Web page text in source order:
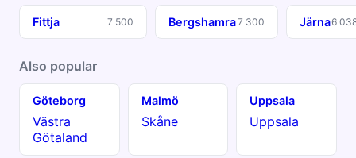
Fittja 7 500 Bergshamra7 300 Järna6
Also popular
Göteborg
Västra
Götaland
Malmö
Skåne
Uppsala
Uppsala